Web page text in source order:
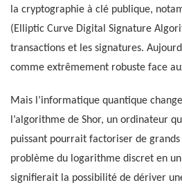
la cryptographie à clé publique,
(Elliptic Curve Digital Signature
transactions et les signatures.
comme extrêmement robuste face
Mais l’informatique quantique
l’algorithme de Shor, un ordinateur
puissant pourrait factoriser de
problème du logarithme discret en
signifierait la possibilité de dériver